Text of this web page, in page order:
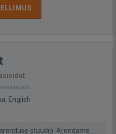
tagasi
English
stuudio. Arendame